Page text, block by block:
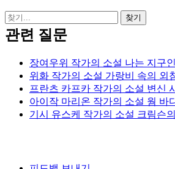
관련 질문
장여우위 작가의 소설 나는 지구
위화 작가의 소설 가랑비 속의 외
프란츠 카프카 작가의 소설 변신
아이작 마리온 작가의 소설 웜 바
기시 유스케 작가의 소설 크림슨